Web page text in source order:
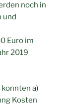
noch in
und
Euro im
2019
a)
Kosten